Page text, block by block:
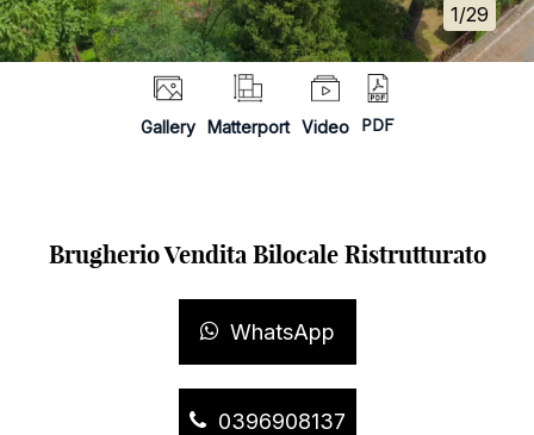
1/29
Gallery Matterport Video PDF
Brugherio Vendita Bilocale Ristrutturato
WhatsApp
0396908137